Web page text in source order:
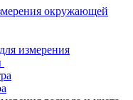
окружающей
измерения